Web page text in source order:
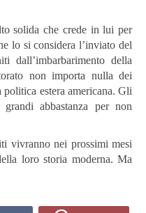
solida che crede in lui per
lo si considera l’inviato del
dall’imbarbarimento della
non importa nulla dei
politica estera americana. Gli
abbastanza per non
vivranno nei prossimi mesi
loro storia moderna. Ma